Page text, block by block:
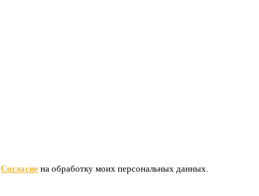
Согласие на обработку моих персональных данных.